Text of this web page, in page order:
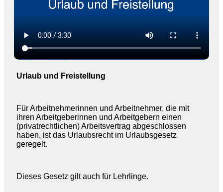
Urlaub und Freistellung
Für Arbeitnehmerinnen und Arbeitnehmer, die mit
ihren Arbeitgeberinnen und Arbeitgebern einen
(privatrechtlichen) Arbeitsvertrag abgeschlossen
haben, ist das Urlaubsrecht im Urlaubsgesetz
geregelt.
Dieses Gesetz gilt auch für Lehrlinge.